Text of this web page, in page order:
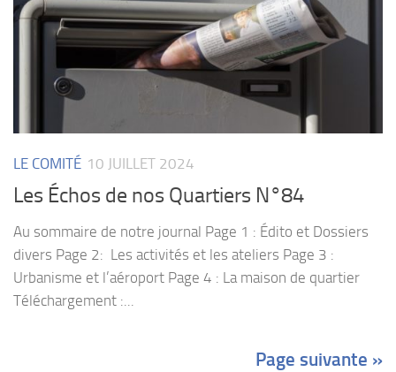
LE COMITÉ 10 JUILLET 2024
Les Échos de nos Quartiers N°84
Au sommaire de notre journal Page 1 : Édito et Dossiers
divers Page 2: Les activités et les ateliers Page 3 :
Urbanisme et l’aéroport Page 4 : La maison de quartier
Téléchargement :...
Page suivante »